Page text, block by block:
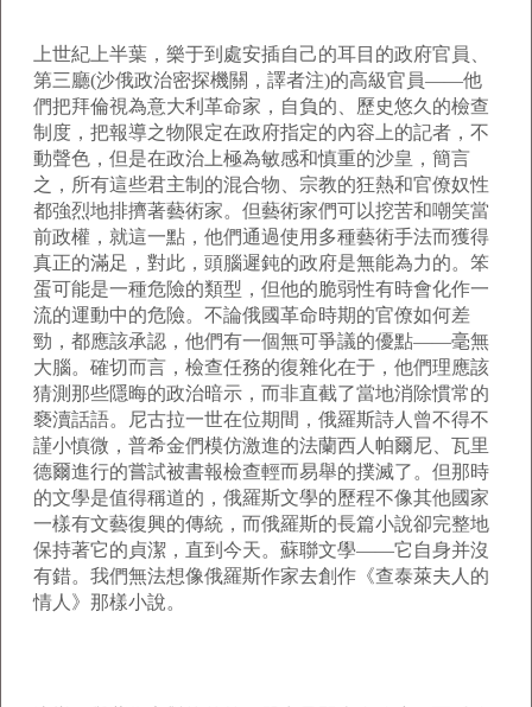
上世紀上半葉 ，樂于到處安插自己的耳目的政府官員、
第三廳(沙俄政治密探機關，譯者注)的高級官員——他
們把拜倫視為意大利革命家，自負的、歷史悠久的檢查
制度，把報導之物限定在政府指定的內容上的記者，不
動聲色，但是在政治上極為敏感和慎重的沙皇，簡言
之，所有這些君主制的混合物、宗教的狂熱和官僚奴性
都強烈地排擠著藝術家。但藝術家們可以挖苦和嘲笑當
前政權，就這一點，他們通過使用多種藝術手法而獲得
真正的滿足，對此，頭腦遲鈍的政府是無能為力的。笨
蛋可能是一種危險的類型，但他的脆弱性有時會化作一
流的運動中的危險。不論俄國革命時期的官僚如何差
勁，都應該承認，他們有一個無可爭議的優點——毫無
大腦。確切而言，檢查任務的復雜化在于，他們理應該
猜測那些隱晦的政治暗示，而非直截了當地消除慣常的
褻瀆話語。尼古拉一世在位期間，俄羅斯詩人曾不得不
謹小慎微，普希金們模仿激進的法蘭西人帕爾尼、瓦里
德爾進行的嘗試被書報檢查輕而易舉的撲滅了。但那時
的文學是值得稱道的，俄羅斯文學的歷程不像其他國家
一樣有文藝復興的傳統，而俄羅斯的長篇小說卻完整地
保持著它的貞潔，直到今天。蘇聯文學——它自身并沒
有錯。我們無法想像俄羅斯作家去創作《查泰萊夫人的
情人》那樣小說。